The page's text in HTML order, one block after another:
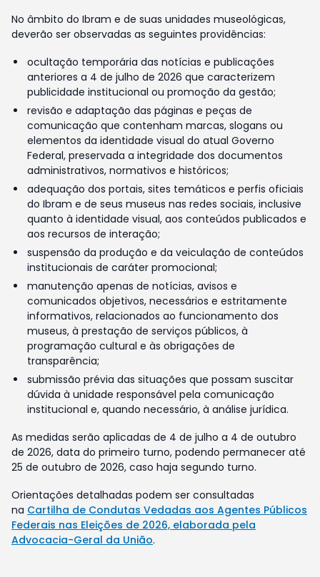
No âmbito do Ibram e de suas unidades museológicas,
deverão ser observadas as seguintes providências:
ocultação temporária das notícias e publicações
anteriores a 4 de julho de 2026 que caracterizem
publicidade institucional ou promoção da gestão;
revisão e adaptação das páginas e peças de
comunicação que contenham marcas, slogans ou
elementos da identidade visual do atual Governo
Federal, preservada a integridade dos documentos
administrativos, normativos e históricos;
adequação dos portais, sites temáticos e perfis oficiais
do Ibram e de seus museus nas redes sociais, inclusive
quanto à identidade visual, aos conteúdos publicados e
aos recursos de interação;
suspensão da produção e da veiculação de conteúdos
institucionais de caráter promocional;
manutenção apenas de notícias, avisos e
comunicados objetivos, necessários e estritamente
informativos, relacionados ao funcionamento dos
museus, à prestação de serviços públicos, à
programação cultural e às obrigações de
transparência;
submissão prévia das situações que possam suscitar
dúvida à unidade responsável pela comunicação
institucional e, quando necessário, à análise jurídica.
As medidas serão aplicadas de 4 de julho a 4 de outubro
de 2026, data do primeiro turno, podendo permanecer até
25 de outubro de 2026, caso haja segundo turno.
Orientações detalhadas podem ser consultadas
na Cartilha de Condutas Vedadas aos Agentes Públicos
Federais nas Eleições de 2026, elaborada pela
Advocacia-Geral da União.